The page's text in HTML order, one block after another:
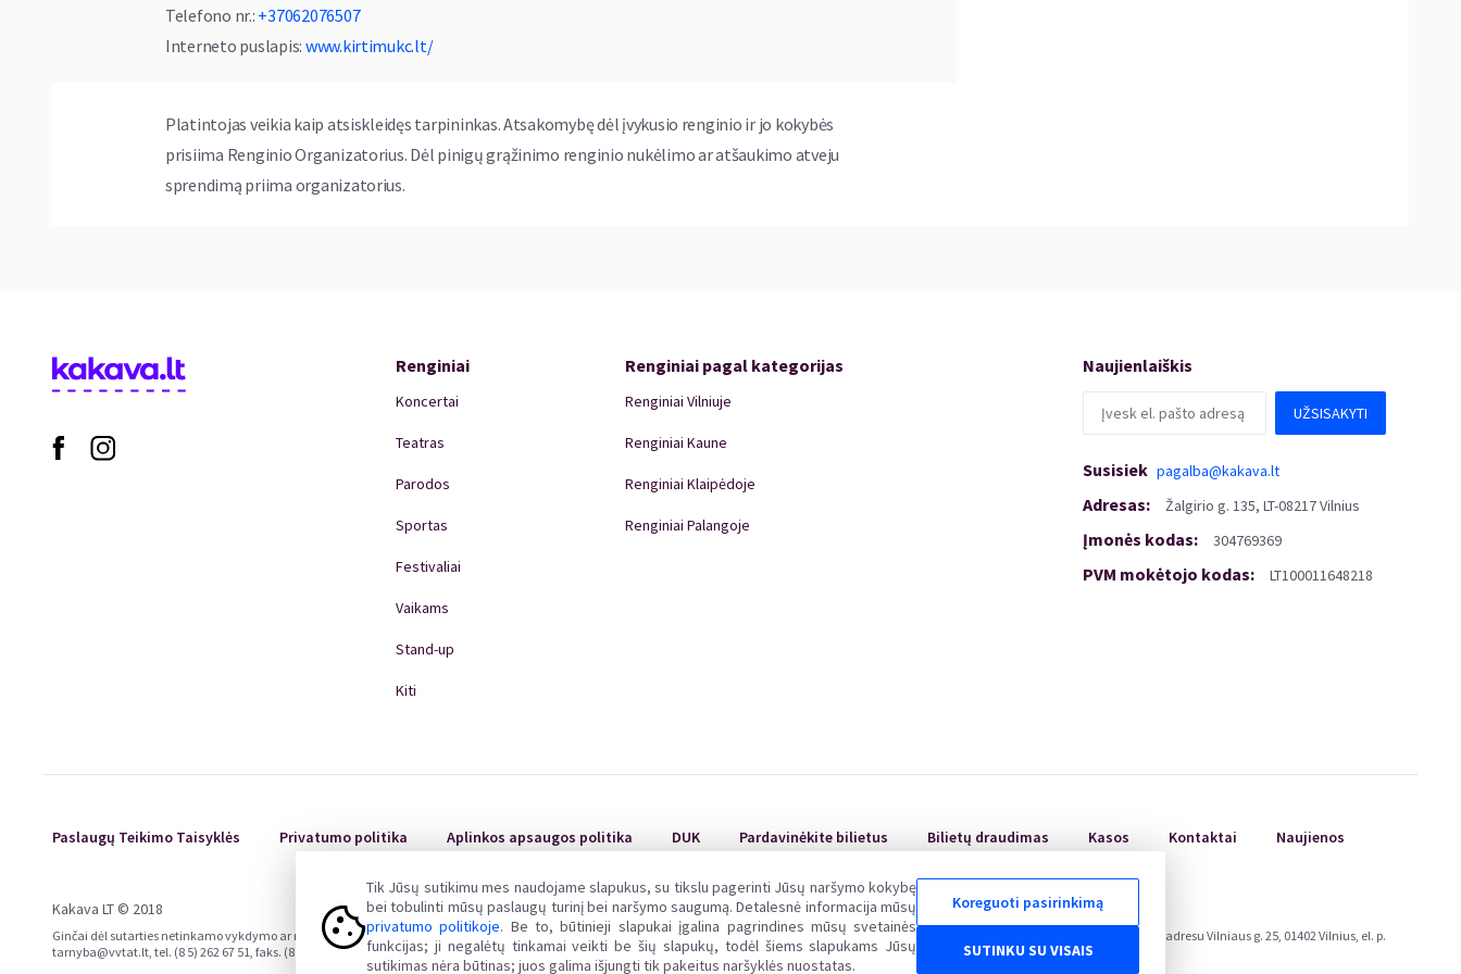
Telefono nr.: +37062076507
Interneto puslapis: www.kirtimukc.lt/
Platintojas veikia kaip atsiskleidęs tarpininkas. Atsakomybę dėl įvykusio renginio ir jo kokybės
prisiima Renginio Organizatorius. Dėl pinigų grąžinimo renginio nukėlimo ar atšaukimo atveju
sprendimą priima organizatorius.
Tik Jūsų sutikimu mes naudojame slapukus, su tikslu pagerinti Jūsų naršymo kokybę
bei tobulinti mūsų paslaugų turinį bei naršymo saugumą. Detalesnė informacija mūsų
privatumo politikoje. Be to, būtinieji slapukai įgalina pagrindines mūsų svetainės
funkcijas; ji negalėtų tinkamai veikti be šių slapukų, todėl šiems slapukams Jūsų
sutikimas nėra būtinas; juos galima išjungti tik pakeitus naršyklės nuostatas.
Koreguoti pasirinkimą
SUTINKU SU VISAIS
Renginiai
Koncertai
Teatras
Parodos
Sportas
Festivaliai
Vaikams
Stand-up
Kiti
Renginiai pagal kategorijas
Renginiai Vilniuje
Renginiai Kaune
Renginiai Klaipėdoje
Renginiai Palangoje
Naujienlaiškis
UŽSISAKYTI
Susisiek pagalba@kakava.lt
Adresas: Žalgirio g. 135, LT-08217 Vilnius
Įmonės kodas: 304769369
PVM mokėtojo kodas: LT100011648218
Paslaugų Teikimo Taisyklės Privatumo politika Aplinkos apsaugos politika DUK Pardavinėkite bilietus Bilietų draudimas Kasos Kontaktai Naujienos
Kakava LT © 2018
Ginčai dėl sutarties netinkamo vykdymo ar nevykdymo ne teisme nagrinėjami Lietuvos Respublikos vartotojų teisių apsaugos įstatymo nustatyta tvarka Valstybinėje vartotojų teisių apsaugos tarnyboje, adresu Vilniaus g. 25, 01402 Vilnius, el. p.
tarnyba@vvtat.lt, tel. (8 5) 262 67 51, faks. (8 5) 279 1466, interneto svetainė www.vvtat.lt. Elektroniniu būdu prašymą galite pateikti per EGS platformą http://ec.europa.eu/odr/.